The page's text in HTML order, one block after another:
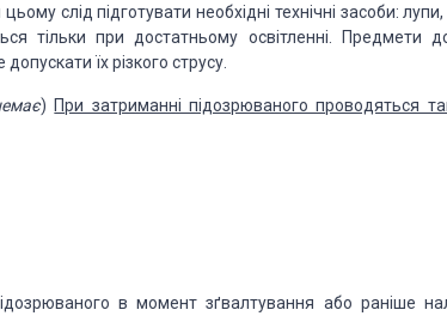
цьому слід підготувати необхідні технічні засоби: лупи,
тільки при достатньому освітленні. Предмети
їх різкого струсу.
) При затриманні підозрюваного проводяться
в момент зґвалтування або раніше